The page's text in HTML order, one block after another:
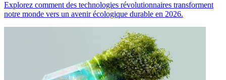
Explorez comment des technologies révolutionnaires transforment
notre monde vers un avenir écologique durable en 2026.